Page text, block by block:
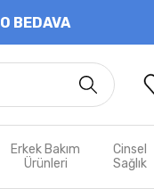
BEDAVA
Erkek Bakım
Ürünleri
Cinsel
Sağlık